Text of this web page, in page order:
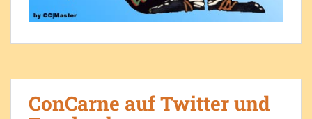
ConCarne auf Twitter und